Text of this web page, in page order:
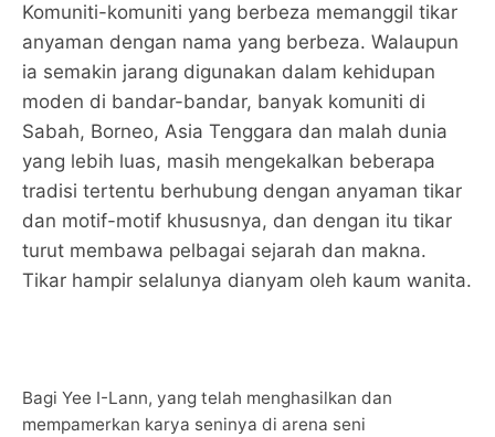
Komuniti-komuniti yang berbeza memanggil tikar
anyaman dengan nama yang berbeza. Walaupun
ia semakin jarang digunakan dalam kehidupan
moden di bandar-bandar, banyak komuniti di
Sabah, Borneo, Asia Tenggara dan malah dunia
yang lebih luas, masih mengekalkan beberapa
tradisi tertentu berhubung dengan anyaman tikar
dan motif-motif khususnya, dan dengan itu tikar
turut membawa pelbagai sejarah dan makna.
Tikar hampir selalunya dianyam oleh kaum wanita.
Bagi Yee I-Lann, yang telah menghasilkan dan
mempamerkan karya seninya di arena seni